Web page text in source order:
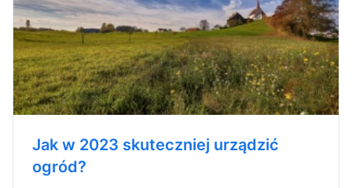
Jak w 2023 skuteczniej urządzić
ogród?